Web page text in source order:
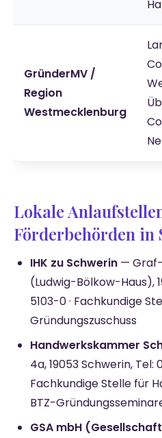
GründerMV /
Region
Westmecklenburg
Lokale
Förderbehörden in
IHK zu Schwerin —
(Ludwig-Bölkow-Haus),
5103-0 · Fachkundige
Gründungszuschuss
Handwerkskammer
4a, 19053 Schwerin, Tel:
Fachkundige Stelle für
BTZ-
GSA mbH